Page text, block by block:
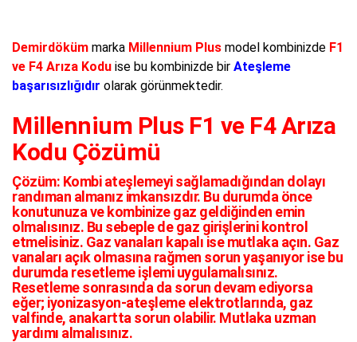
Demirdöküm marka Millennium Plus model kombinizde F1
ve F4 Arıza Kodu ise bu kombinizde bir Ateşleme
başarısızlığıdır olarak görünmektedir.
Millennium Plus F1 ve F4 Arıza
Kodu Çözümü
Çözüm: Kombi ateşlemeyi sağlamadığından dolayı
randıman almanız imkansızdır. Bu durumda önce
konutunuza ve kombinize gaz geldiğinden emin
olmalısınız. Bu sebeple de gaz girişlerini kontrol
etmelisiniz. Gaz vanaları kapalı ise mutlaka açın. Gaz
vanaları açık olmasına rağmen sorun yaşanıyor ise bu
durumda resetleme işlemi uygulamalısınız.
Resetleme sonrasında da sorun devam ediyorsa
eğer; iyonizasyon-ateşleme elektrotlarında, gaz
valfinde, anakartta sorun olabilir. Mutlaka uzman
yardımı almalısınız.